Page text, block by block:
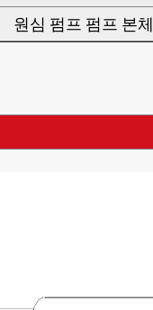
원심 펌프 펌프 본체